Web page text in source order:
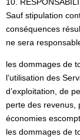
10.
Sauf stipulation
conséquences
ne sera
les dommages de
l’utilisation des
d’exploitation, de
perte des revenus,
économies
les dommages de